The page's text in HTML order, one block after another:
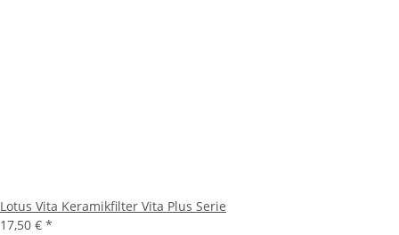
Lotus Vita Keramikfilter Vita Plus Serie
17,50 € *